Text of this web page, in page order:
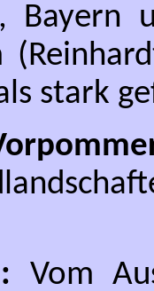
Bayern
stark
Vom